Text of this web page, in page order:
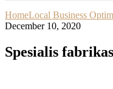
HomeLocal Business
December 10, 2020
Spesialis